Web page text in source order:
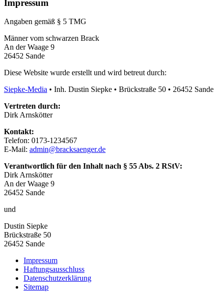
Impressum
Angaben gemäß § 5 TMG
Männer vom schwarzen Brack
An der Waage 9
26452 Sande
Diese Website wurde erstellt und wird betreut durch:
Siepke-Media • Inh. Dustin Siepke • Brückstraße 50 • 26452 Sande
Vertreten durch:
Dirk Arnskötter
Kontakt:
Telefon: 0173-1234567
E-Mail: admin@bracksaenger.de
Verantwortlich für den Inhalt nach § 55 Abs. 2 RStV:
Dirk Arnskötter
An der Waage 9
26452 Sande
und
Dustin Siepke
Brückstraße 50
26452 Sande
Impressum
Haftungsausschluss
Datenschutzerklärung
Sitemap